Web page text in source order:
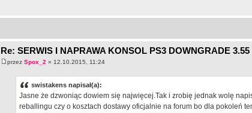
Re: SERWIS I NAPRAWA KONSOL PS3 DOWNGRADE
przez Spox_2 » 12.10.2015, 11:24
swistakens napisał(a):
Jasne że dzwoniąc dowiem się najwięcej.Tak i zrobię jednak wolę
reballingu czy o kosztach dostawy oficjalnie na forum bo dla pokoleń